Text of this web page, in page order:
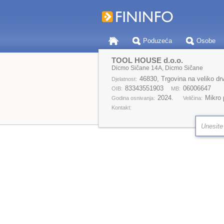
Poduzeća Osobe
TOOL HOUSE d.o.o.
Dicmo Sičane 14A, Dicmo Sičane
Djelatnost: 46830, Trgovina na veliko
OIB: 83343551903 MB: 06006647
Godina osnivanja: 2024. Veličina: Mikro
Kontakt: